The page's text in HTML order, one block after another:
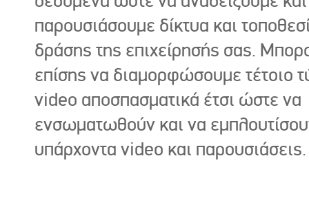
παρουσιάσουμε δίκτυα και
δράσης της επιχείρησής σας.
επίσης να διαμορφώσουμε τέτοιο
video αποσπασματικά έτσι ώστε να
ενσωματωθούν και να
υπάρχοντα video και παρουσιάσεις.